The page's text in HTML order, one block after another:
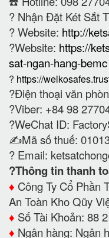
? Nhận Đặt Két Sắt
? Website: http://
?Website: https://
sat-ngan-hang-bemc
? https://
?Điện thoại văn
?Viber: +84 98
?WeChat ID:
✍️Mã số thuế:
? Email:
?Thông tin thanh
♦️ Công Ty Cổ Phần
An Toàn Kho Qũy
♦️ Số Tài Khoản: 88
♦️ Ngân hàng: Ngân